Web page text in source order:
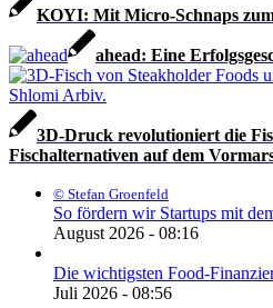
KOYI: Mit Micro-Schnaps
ahead: Eine
3D-Druck revolutioniert die
Fischalternativen auf dem
© Stefan Groenfeld
So fördern wir Startups mit
August 2026 - 08:16
Die wichtigsten Food-
Juli 2026 - 08:56